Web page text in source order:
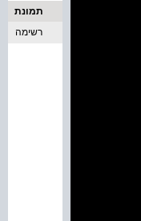
תמונת
כריכה
רשימה